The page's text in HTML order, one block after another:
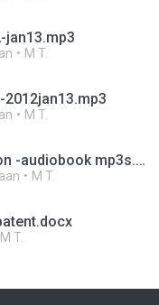
M T.
M T.
source field investigation -audiobook mp3s.zip
M T.
M T.